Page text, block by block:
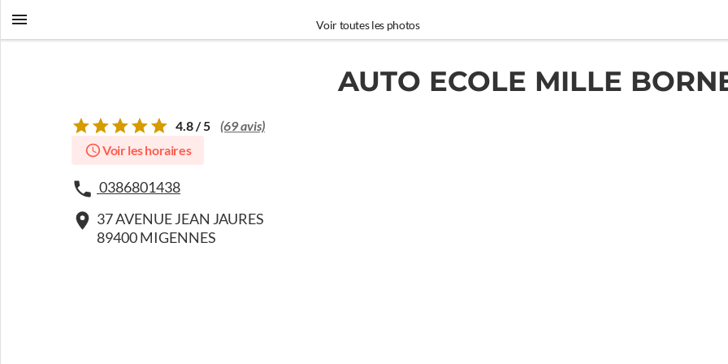
Voir toutes les photos
AUTO ECOLE MILLE
4.8 / 5 (69 avis)
Voir les horaires
0386801438
37 AVENUE JEAN JAURES
89400 MIGENNES